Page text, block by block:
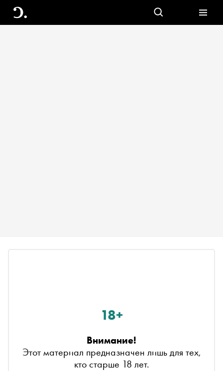
18+
Внимание!
Этот материал предназначен лишь для тех,
кто старше 18 лет.